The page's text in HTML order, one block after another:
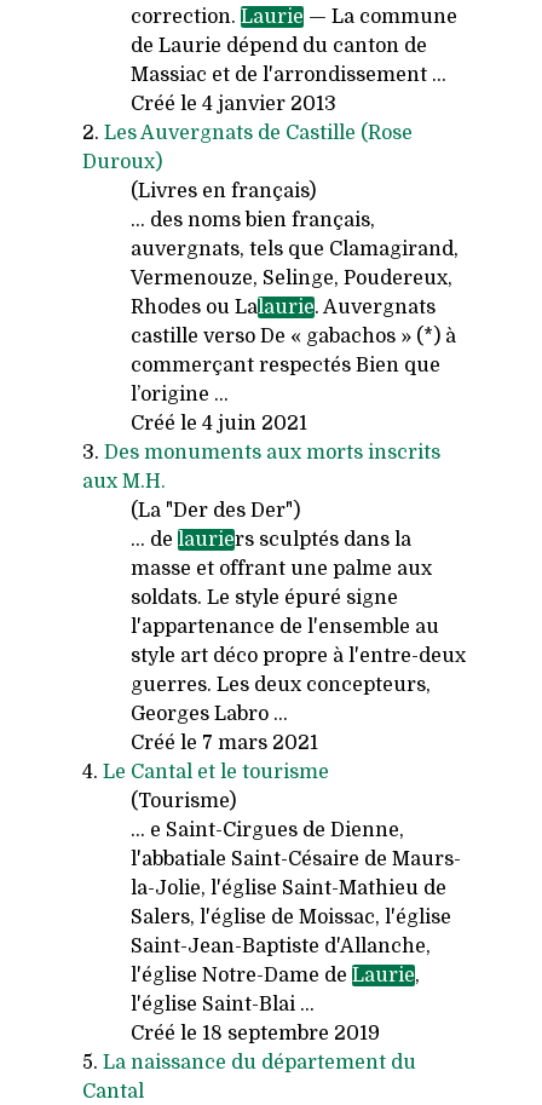
correction. Laurie — La commune
de Laurie dépend du canton de
Massiac et de l'arrondissement ...
Créé le 4 janvier 2013
2. Les Auvergnats de Castille (Rose
Duroux)
(Livres en français)
... des noms bien français,
auvergnats, tels que Clamagirand,
Vermenouze, Selinge, Poudereux,
Rhodes ou Lalaurie. Auvergnats
castille verso De « gabachos » (*) à
commerçant respectés Bien que
l’origine ...
Créé le 4 juin 2021
3. Des monuments aux morts inscrits
aux M.H.
(La "Der des Der")
... de lauriers sculptés dans la
masse et offrant une palme aux
soldats. Le style épuré signe
l'appartenance de l'ensemble au
style art déco propre à l'entre-deux
guerres. Les deux concepteurs,
Georges Labro ...
Créé le 7 mars 2021
4. Le Cantal et le tourisme
(Tourisme)
... e Saint-Cirgues de Dienne,
l'abbatiale Saint-Césaire de Maurs-
la-Jolie, l'église Saint-Mathieu de
Salers, l'église de Moissac, l'église
Saint-Jean-Baptiste d'Allanche,
l'église Notre-Dame de Laurie,
l'église Saint-Blai ...
Créé le 18 septembre 2019
5. La naissance du département du
Cantal